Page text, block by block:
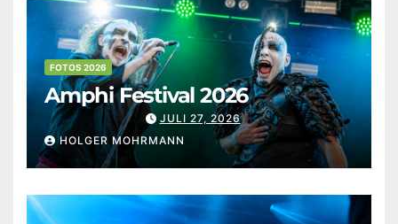
FOTOS 2026
Amphi Festival 2026
JULI 27, 2026
HOLGER MOHRMANN